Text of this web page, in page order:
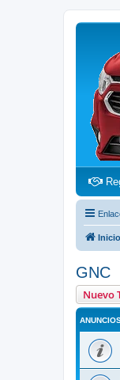
Inicio
GNC
Nuevo